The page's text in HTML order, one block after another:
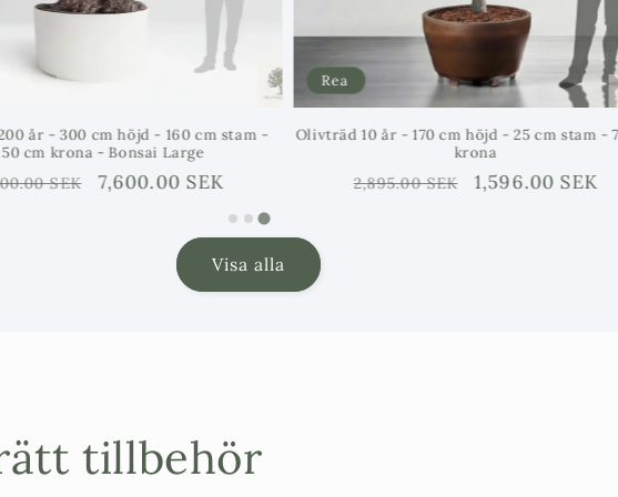
- 300 cm höjd - 160 cm stam -
krona - Bonsai Large
SEK Försäljningspris
7,600.00 SEK
Rea
Olivträd 10 år - 170 cm höjd - 25 cm stam - 70 cm
krona
Ordinarie
2,895.00 SEK Försäljningspris
1,596.00 SEK
Visa alla
tillbehör